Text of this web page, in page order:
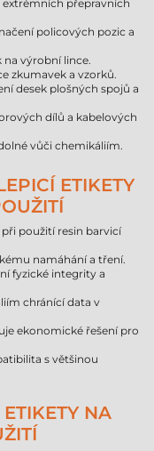
extrémních přepravních
policových pozic a
na výrobní lince.
zkumavek a vzorků.
desek plošných spojů a
dílů a kabelových
vůči chemikáliím.
ETIKETY
použití resin barvicí
namáhání a tření.
fyzické integrity a
chránící data v
ekonomické řešení pro
s většinou
NA